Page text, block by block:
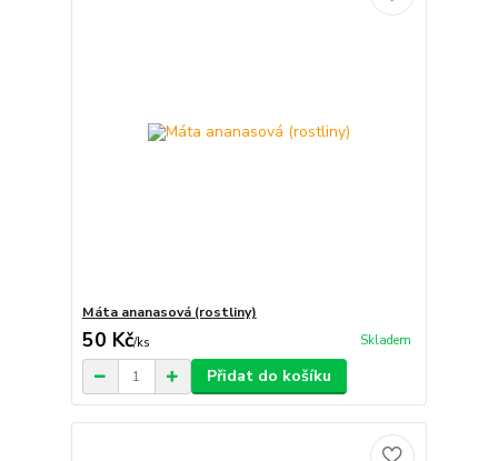
Máta ananasová (rostliny)
50 Kč/ks Skladem
Přidat do košíku